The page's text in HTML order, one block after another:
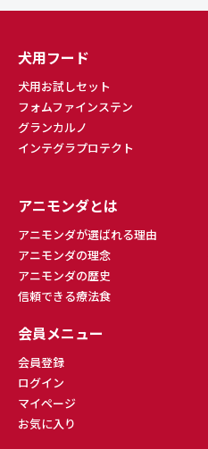
犬用フード
犬用お試しセット
フォムファインステン
グランカルノ
インテグラプロテクト
アニモンダとは
アニモンダが選ばれる理由
アニモンダの理念
アニモンダの歴史
信頼できる療法食
会員メニュー
会員登録
ログイン
マイページ
お気に入り